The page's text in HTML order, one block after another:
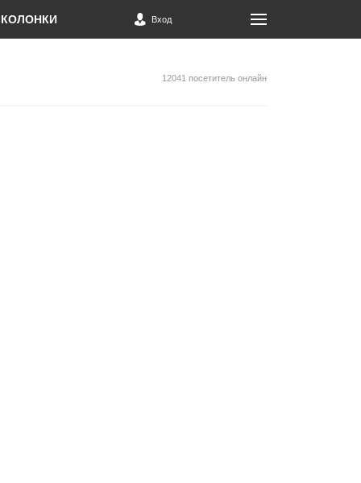
КОЛОНКИ Вход
12041 посетитель онлайн